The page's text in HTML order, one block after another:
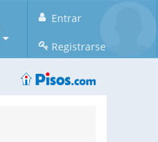
Entrar
Registrarse